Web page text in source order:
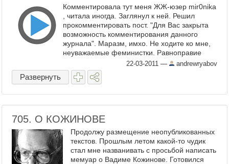
Комментировала тут меня ЖЖ-юзер mir0nika
, читала иногда. Заглянул к ней. Решил
прокомментировать пост. "Для Вас закрыта
возможность комментирования данного
журнала". Маразм, имхо. Не ходите ко мне,
неуважаемые феминистки. Равноправие
22-03-2011 — andrewryabov
Развернуть
705. О КОЖИНОВЕ
Продолжу размещение неопубликованных
текстов. Прошлым летом какой-то чудик
стал мне названивать с просьбой написать
мемуар о Вадиме Кожинове. Готовился